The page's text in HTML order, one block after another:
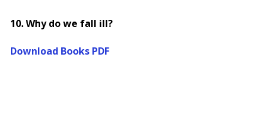
10. Why do we fall ill?
Download Books PDF